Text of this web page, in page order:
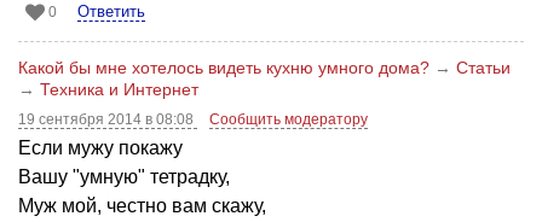
0 Ответить
Какой бы мне хотелось видеть кухню умного дома? → Статьи
→ Техника и Интернет
19 сентября 2014 в 08:08 Сообщить модератору
Если мужу покажу
Вашу "умную" тетрадку,
Муж мой, честно вам скажу,